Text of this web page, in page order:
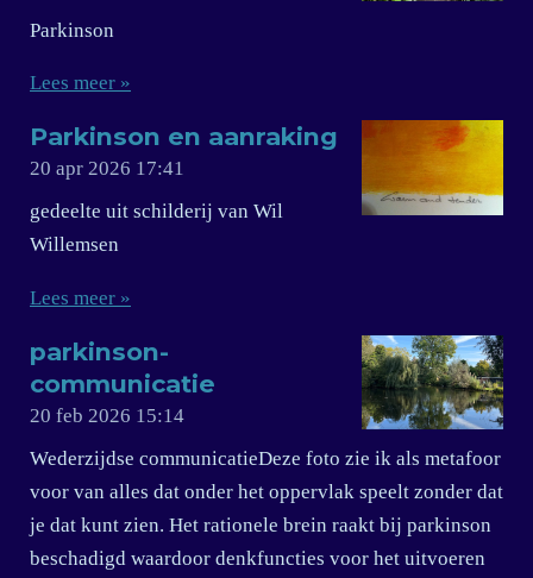
Parkinson
Lees meer »
Parkinson en aanraking
20 apr 2026 17:41
gedeelte uit schilderij van Wil
Willemsen
Lees meer »
parkinson-
communicatie
20 feb 2026 15:14
Wederzijdse communicatieDeze foto zie ik als metafoor
voor van alles dat onder het oppervlak speelt zonder dat
je dat kunt zien. Het rationele brein raakt bij parkinson
beschadigd waardoor denkfuncties voor het uitvoeren